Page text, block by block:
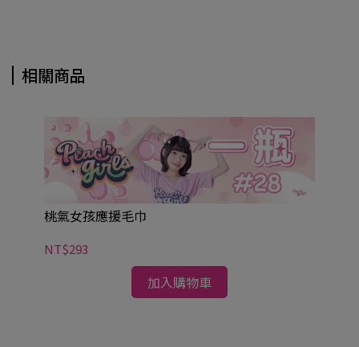
相關商品
桃氣女孩應援毛巾
NT$293
加入購物車